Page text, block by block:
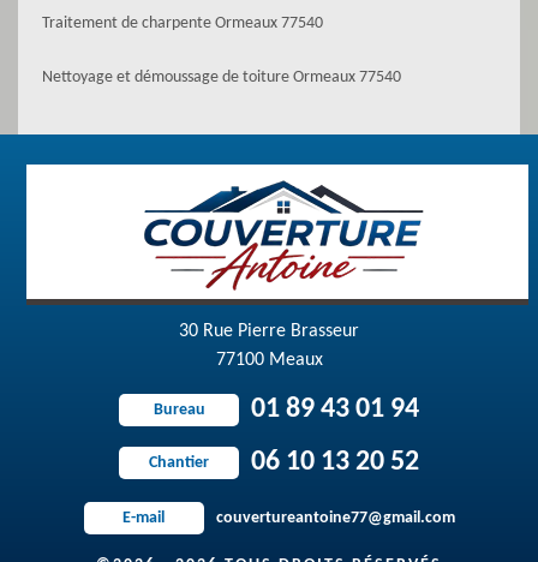
Traitement de charpente Ormeaux 77540
Nettoyage et démoussage de toiture Ormeaux 77540
30 Rue Pierre Brasseur
77100 Meaux
Bureau 01 89 43 01 94
Chantier 06 10 13 20 52
E-mail couvertureantoine77@gmail.com